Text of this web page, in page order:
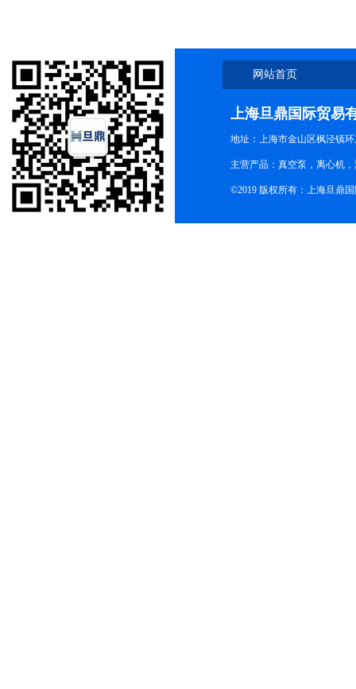
网站首页
上海旦鼎国际贸易
地址：上海市金山区枫泾镇
主营产品：真空泵，离心机
©2019 版权所有：上海旦鼎